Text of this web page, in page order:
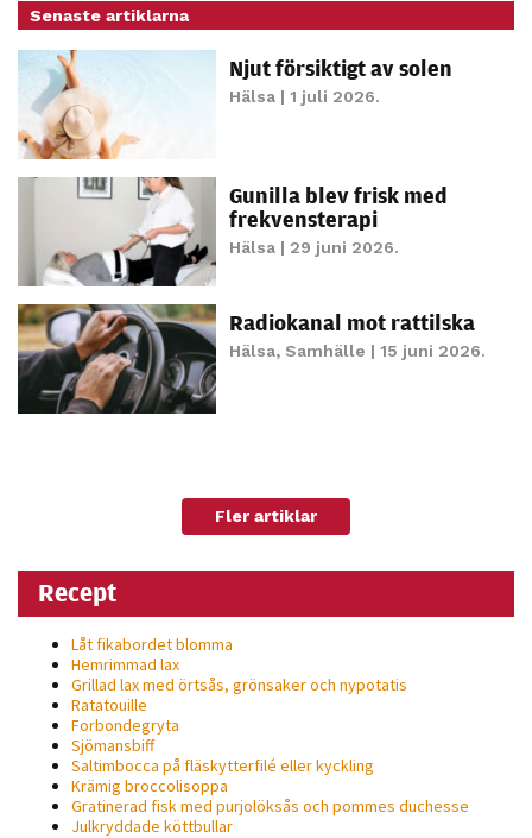
Senaste artiklarna
Njut försiktigt av solen
Hälsa| 1 juli 2026.
Gunilla blev frisk med
frekvensterapi
Hälsa| 29 juni 2026.
Radiokanal mot rattilska
Hälsa, Samhälle | 15 juni 2026.
Fler artiklar
Recept
Låt fikabordet blomma
Hemrimmad lax
Grillad lax med örtsås, grönsaker och nypotatis
Ratatouille
Forbondegryta
Sjömansbiff
Saltimbocca på fläsk­ytterfilé eller kyckling
Krämig broccolisoppa
Gratinerad fisk med purjolöksås och pommes duchesse
Julkryddade köttbullar
och erbjudanden.